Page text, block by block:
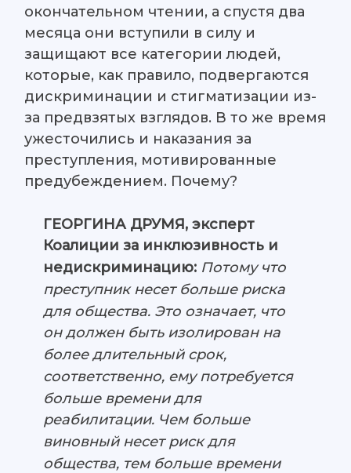
окончательном чтении, а спустя два
месяца они вступили в силу и
защищают все категории людей,
которые, как правило, подвергаются
дискриминации и стигматизации из-
за предвзятых взглядов. В то же время
ужесточились и наказания за
преступления, мотивированные
предубеждением. Почему?
ГЕОРГИНА ДРУМЯ, эксперт
Коалиции за инклюзивность и
недискриминацию: Потому что
преступник несет больше риска
для общества. Это означает, что
он должен быть изолирован на
более длительный срок,
соответственно, ему потребуется
больше времени для
реабилитации. Чем больше
виновный несет риск для
общества, тем больше времени